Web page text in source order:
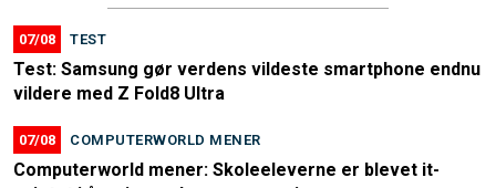
07/08 TEST
Test: Samsung gør verdens vildeste smartphone endnu
vildere med Z Fold8 Ultra
07/08 COMPUTERWORLD MENER
Computerworld mener: Skoleeleverne er blevet it-